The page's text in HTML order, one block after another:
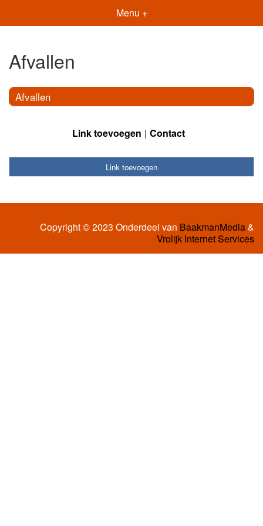
Menu +
Afvallen
Afvallen
Link toevoegen Contact
Link toevoegen
Copyright © 2023 Onderdeel van BaakmanMedia&
Vrolijk Internet Services